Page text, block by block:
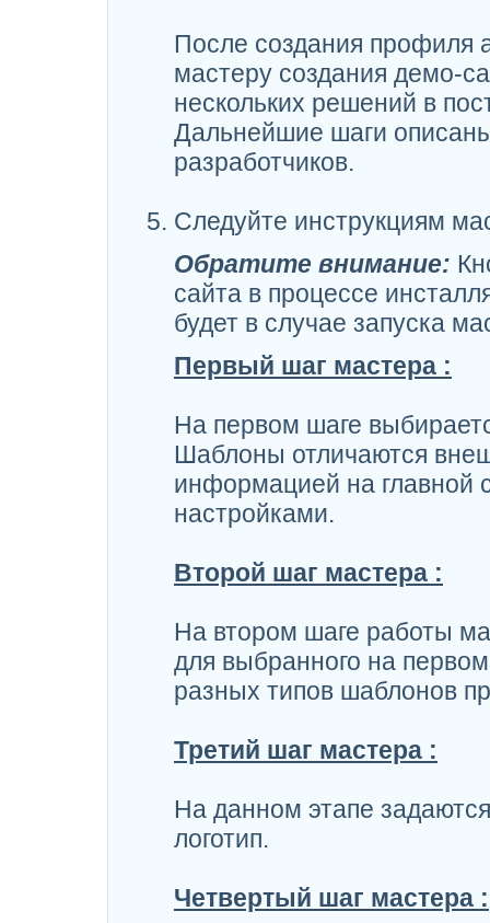
После создания профиля
мастеру создания демо-
нескольких решений в
Дальнейшие шаги
разработчиков.
Следуйте инструкциям
Обратите внимание:
сайта в процессе
будет в случае запуска
Первый шаг мастера :
На первом шаге
Шаблоны отличаются
информацией на главной
настройками.
Второй шаг мастера :
На втором шаге работы
для выбранного на
разных типов шаблонов
Третий шаг мастера :
На данном этапе
логотип.
Четвертый шаг мастера :